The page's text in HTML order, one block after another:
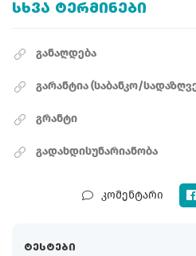
ტესტები
ᲡᲮᲕᲐ ᲢᲔᲠᲛᲘᲜᲔᲑᲘ
განაღდება
გარანტია (საბანკო/
გრანტი
გადახდისუნარიანობა
კომენტარი